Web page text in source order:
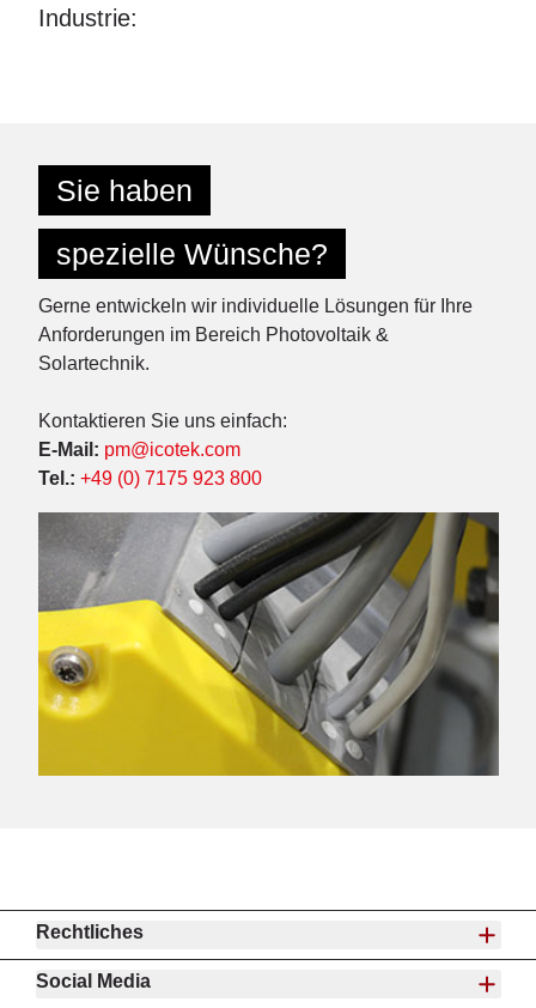
Industrie:
Sie haben
spezielle Wünsche?
Gerne entwickeln wir individuelle Lösungen für Ihre
Anforderungen im Bereich Photovoltaik &
Solartechnik.
Kontaktieren Sie uns einfach:
E-Mail: pm@icotek.com
Tel.: +49 (0) 7175 923 800
Rechtliches
Social Media